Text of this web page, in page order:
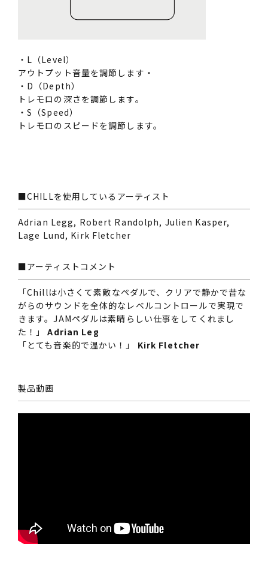
・L（Level）
アウトプット音量を調節します・
・D（Depth）
トレモロの深さを調節します。
・S（Speed）
トレモロのスピードを調節します。
■CHILLを使用しているアーティスト
Adrian Legg, Robert Randolph, Julien Kasper,
Lage Lund, Kirk Fletcher
■アーティストコメント
「Chillは小さくて素敵なペダルで、クリアで静かで昔な
がらのサウンドを全体的なレベルコントロールで実現で
きます。JAMペダルは素晴らしい仕事をしてくれまし
た！」
Adrian Leg
「とても音楽的で温かい！」
Kirk Fletcher
製品動画